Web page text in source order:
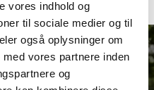
vores indhold og
til sociale medier og til
også oplysninger om
vores partnere inden
og